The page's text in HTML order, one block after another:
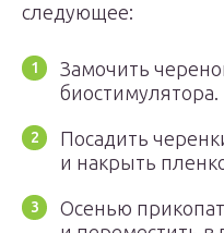
следующее:
Замочить
биостимулятора.
Посадить
и накрыть
Осенью